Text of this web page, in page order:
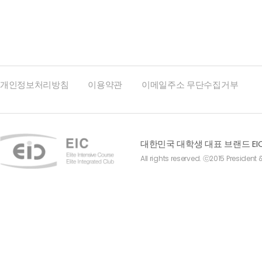
개인정보처리방침 이용약관 이메일주소 무단수집거부
대한민국 대학생 대표 브랜드
All rights reserved. ⓒ2015